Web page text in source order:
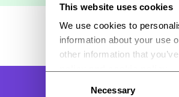
This website uses cookies
We use cookies to
information about your use
other information that
Necessary